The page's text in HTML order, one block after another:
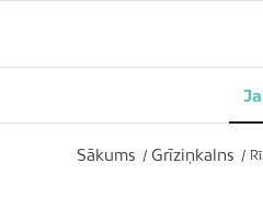
Sākums / Grīziņkalns /